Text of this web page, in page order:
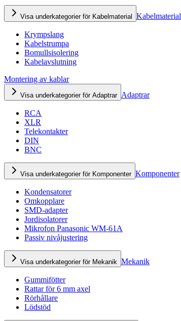
Visa underkategorier för Kabelmaterial Kabelmaterial
Krympslang
Kabelstrumpa
Bomullsisolering
Kabelavslutning
Montering av kablar
Visa underkategorier för Adaptrar Adaptrar
RCA
XLR
Telekontakter
DIN
BNC
Visa underkategorier för Komponenter Komponenter
Kondensatorer
Omkopplare
SMD-adapter
Jordisolatorer
Mikrofon Panasonic WM-61A
Passiv nivåjustering
Visa underkategorier för Mekanik Mekanik
Gummifötter
Rattar för 6 mm axel
Rörhållare
Lödstöd